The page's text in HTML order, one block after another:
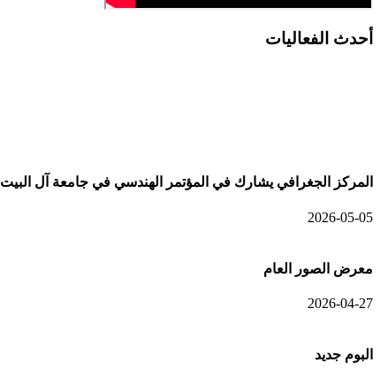
أحدث الفعاليات
المركز الجغرافي يشارك في المؤتمر الهندسي في جامعة آل البيت
2026-05-05
معرض الصور العام
2026-04-27
البوم جديد